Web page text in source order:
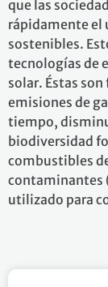
que las
rápidamente el
sostenibles.
tecnologías de
solar. Éstas
emisiones de
tiempo,
biodiversidad
combustibles
contaminantes
utilizado para